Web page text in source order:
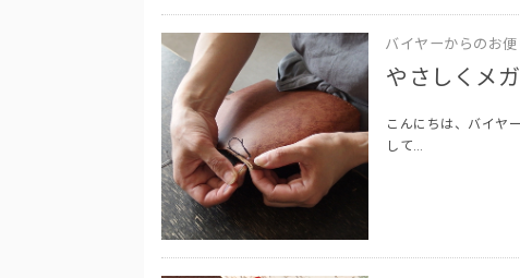
やさしくメ
こんにちは、バイヤ
して…
バイヤーからのお便